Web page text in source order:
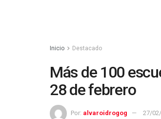
Inicio Destacado
Más de 100
28 de febrero
Por: alvaroidrogog 27/